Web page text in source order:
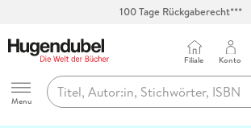
100 Tage Rückgaberecht***
Hugendubel
Menu
Filiale Konto